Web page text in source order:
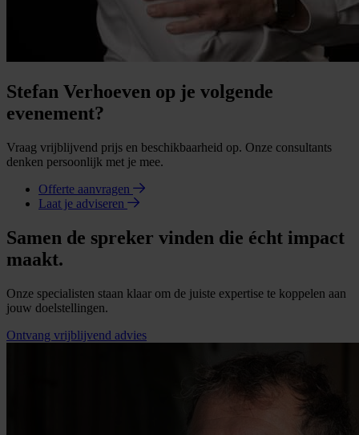
Stefan Verhoeven op je volgende
evenement?
Vraag vrijblijvend prijs en beschikbaarheid op. Onze consultants
denken persoonlijk met je mee.
Offerte aanvragen
Laat je adviseren
Samen de spreker vinden die écht impact
maakt.
Onze specialisten staan klaar om de juiste expertise te koppelen aan
jouw doelstellingen.
Ontvang vrijblijvend advies